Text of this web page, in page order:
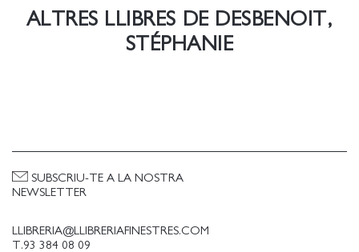
ALTRES LLIBRES DE DESBENOIT,
STÉPHANIE
LLIBRERIA@LLIBRERIAFINESTRES.COM
T.93 384 08 09
SUBSCRIU-TE A LA NOSTRA
NEWSLETTER